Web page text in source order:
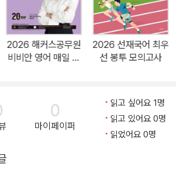
이에 필요한 개념과 기호를 익히며 낯설게 느
빠르게 학습할 수 있습니다. 2) 학습한 이론
적용해 보며 논리 이론을 저절로 체화할 수 있
문제 접근 방법을 익혀 문제풀이 시간을 단
아니라 오답의 이유까지 꼼꼼하게 설명해 주
텐츠 - 해커스공무원(gosi.Hackers.com)]
2026 해커스공무원
비비안 영어 매일 하
2026 선재국어 최우
선 봉투 모의고사
0
마이페이퍼
읽고 싶어요 1명
읽고 있어요 0명
읽었어요 0명